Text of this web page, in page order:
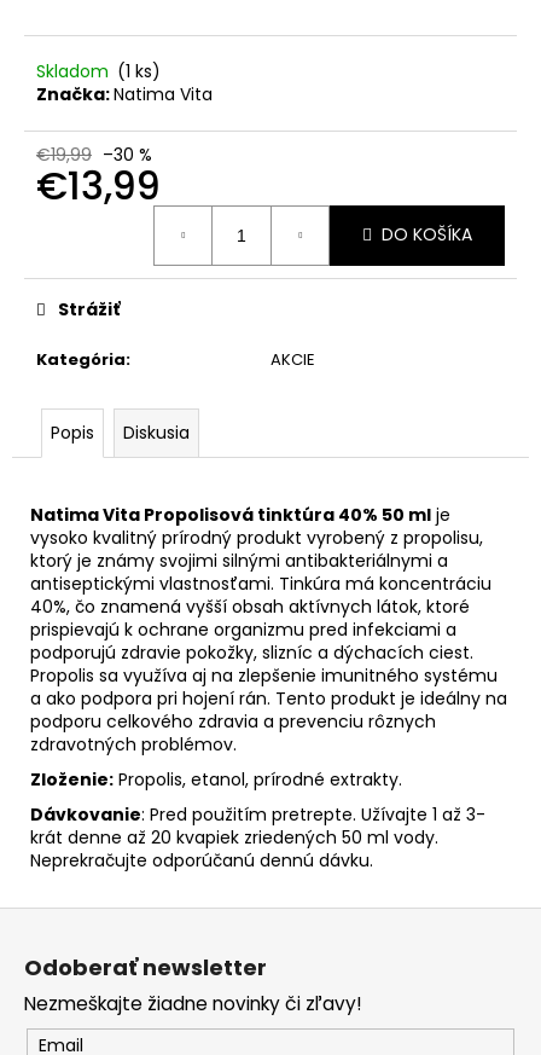
Skladom (1 ks)
Značka:Natima Vita
€19,99 –30 %
€13,99
DO KOŠÍKA
Kategória: AKCIE
Strážiť
Popis Diskusia
Natima Vita Propolisová tinktúra 40% 50 ml je
vysoko kvalitný prírodný produkt vyrobený z propolisu,
ktorý je známy svojimi silnými antibakteriálnymi a
antiseptickými vlastnosťami. Tinkúra má koncentráciu
40%, čo znamená vyšší obsah aktívnych látok, ktoré
prispievajú k ochrane organizmu pred infekciami a
podporujú zdravie pokožky, slizníc a dýchacích ciest.
Propolis sa využíva aj na zlepšenie imunitného systému
a ako podpora pri hojení rán. Tento produkt je ideálny na
podporu celkového zdravia a prevenciu rôznych
zdravotných problémov.
Zloženie: Propolis, etanol, prírodné extrakty.
Dávkovanie: Pred použitím pretrepte. Užívajte 1 až 3-
krát denne až 20 kvapiek zriedených 50 ml vody.
Neprekračujte odporúčanú dennú dávku.
H2O
MICELÁRNA
VODA
PRE
ZMIEŠANÚ/MASTNÚ
PLEŤ
500
ML
Z
Odoberať newsletter
Nezmeškajte žiadne novinky či zľavy!
Email